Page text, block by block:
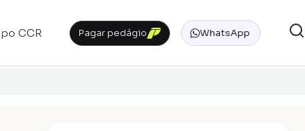
CCR Pagar pedágio WhatsApp